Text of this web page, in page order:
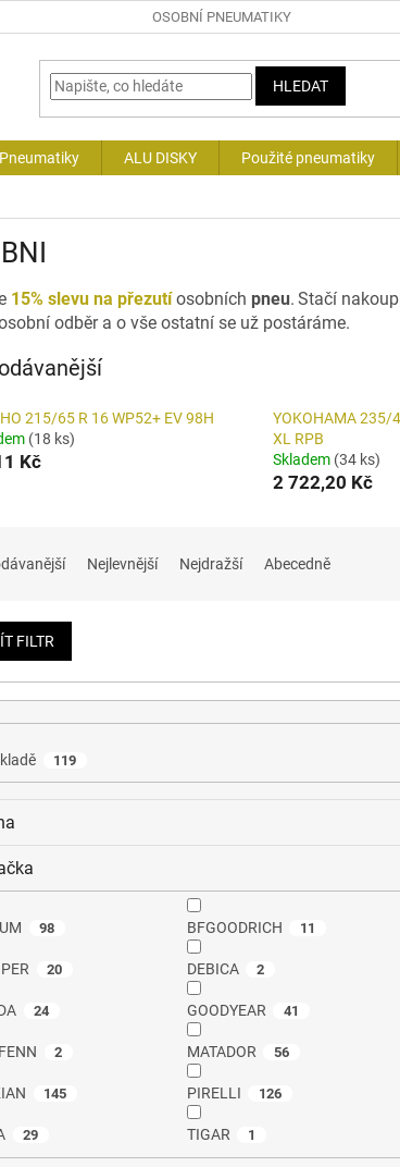
OSOBNÍ PNEUMATIKY
HLEDAT
ALU DISKY Použité pneumatiky
15% slevu na přezutí osobních pneu. Stačí
odběr a o vše ostatní se už postáráme.
215/65 R 16 WP52+ EV 98H
(18 ks)
Kč
YOKOHAMA 235/
XL RPB
Skladem (34 ks)
2 722,20 Kč
Nejlevnější Nejdražší Abecedně
FILTR
119
98 BFGOODRICH 11
20 DEBICA 2
24 GOODYEAR 41
2 MATADOR 56
145 PIRELLI 126
29 TIGAR 1